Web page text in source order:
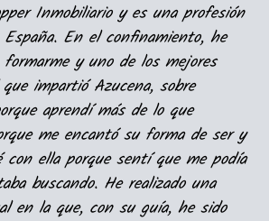
Inmobiliario y es una profesión
En el confinamiento, he
formarme y uno de los mejores
impartió Azucena, sobre
aprendí más de lo que
me encantó su forma de ser y
con ella porque sentí que me podía
buscando. He realizado una
en la que, con su guía, he sido